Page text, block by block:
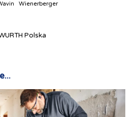
Wienerberger
Polska